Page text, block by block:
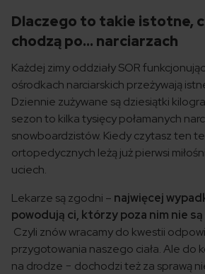
Dlaczego to takie istotne,
chodzą po… narciarzach
Każdej zimy oddziały SOR
ośrodkach narciarskich przeżywają
Dziennie zużywane są dziesiątki
sezon to kilka tysięcy połamanych
snowboardzistów. Kiedy czytasz ten
ortopedycznych leżą już pierwsi
uciech.
Lekarze są zgodni – najwięcej
powodują ci, którzy poza nim nie
Czyli znów wracamy do kwestii
przygotowania naszego ciała. Ale do
na drodze − dochodzi też za sprawą